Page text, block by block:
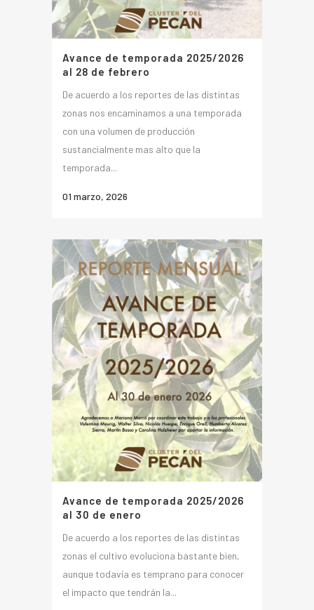
Avance de temporada 2025/2026
al 28 de febrero
De acuerdo a los reportes de las distintas
zonas nos encaminamos a una temporada
con una volumen de producción
sustancialmente mas alto que la
temporada...
01 marzo, 2026
Avance de temporada 2025/2026
al 30 de enero
De acuerdo a los reportes de las distintas
zonas el cultivo evoluciona bastante bien,
aunque todavía es temprano para conocer
el impacto que tendrán la...